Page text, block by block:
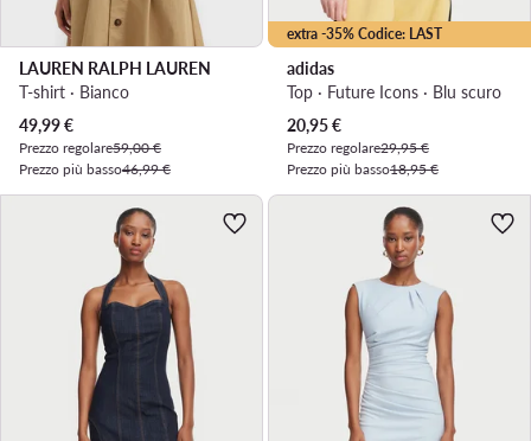
LAUREN RALPH LAUREN
T-shirt · Bianco
Prezzo attuale
49,99€
Prezzo regolare59,00 €
Prezzo più basso46,99 €
extra -35% Codice: LAST
adidas
Top · Future Icons · Blu scuro
Prezzo attuale
20,95€
Prezzo regolare29,95 €
Prezzo più basso18,95 €